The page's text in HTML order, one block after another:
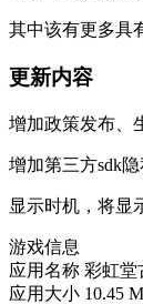
其中该有更多具
更新内容
增加政策发布、
增加第三方sdk隐
显示时机，将显
游戏信息
应用名称 彩虹堂
应用大小 10.45